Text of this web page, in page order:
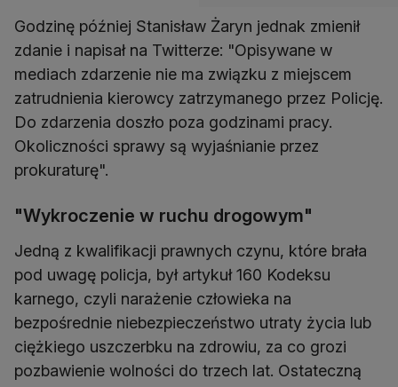
Godzinę później Stanisław Żaryn jednak zmienił
zdanie i napisał na Twitterze: "Opisywane w
mediach zdarzenie nie ma związku z miejscem
zatrudnienia kierowcy zatrzymanego przez Policję.
Do zdarzenia doszło poza godzinami pracy.
Okoliczności sprawy są wyjaśnianie przez
prokuraturę".
"Wykroczenie w ruchu drogowym"
Jedną z kwalifikacji prawnych czynu, które brała
pod uwagę policja, był artykuł 160 Kodeksu
karnego, czyli narażenie człowieka na
bezpośrednie niebezpieczeństwo utraty życia lub
ciężkiego uszczerbku na zdrowiu, za co grozi
pozbawienie wolności do trzech lat. Ostateczną